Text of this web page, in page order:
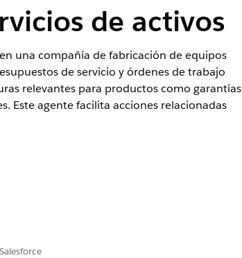
de activos
una compañía de fabricación de equipos
de servicio y órdenes de trabajo
relevantes para productos como garantías
Este agente facilita acciones relacionadas
Edition